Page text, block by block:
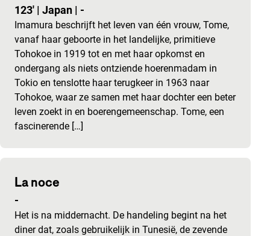
123' | Japan | -
Imamura beschrijft het leven van één vrouw, Tome,
vanaf haar geboorte in het landelijke, primitieve
Tohokoe in 1919 tot en met haar opkomst en
ondergang als niets ontziende hoerenmadam in
Tokio en tenslotte haar terugkeer in 1963 naar
Tohokoe, waar ze samen met haar dochter een beter
leven zoekt in en boerengemeenschap. Tome, een
fascinerende […]
La noce
-
Het is na middernacht. De handeling begint na het
diner dat, zoals gebruikelijk in Tunesië, de zevende